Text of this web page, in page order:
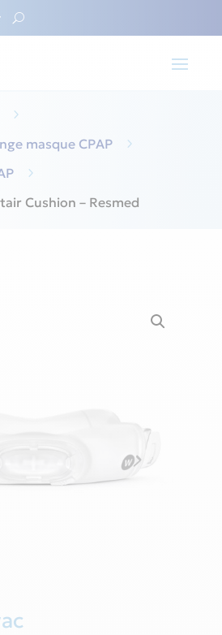
5
masque CPAP
5
5
Cushion – Resmed